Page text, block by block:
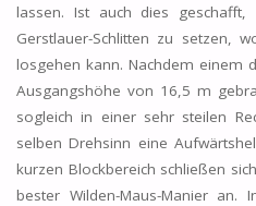
lassen. Ist auch dies
Gerstlauer-Schlitten zu setzen,
losgehen kann. Nachdem einem
Ausgangshöhe von 16,5 m
sogleich in einer sehr steilen
selben Drehsinn eine
kurzen Blockbereich schließen
bester Wilden-Maus-Manier an.